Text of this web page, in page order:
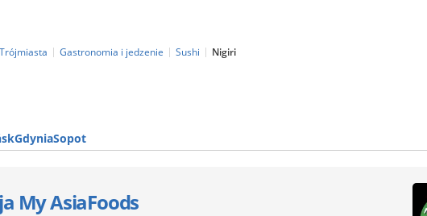
Gastronomia i jedzenie Sushi Nigiri
GdyniaSopot
My AsiaFoods